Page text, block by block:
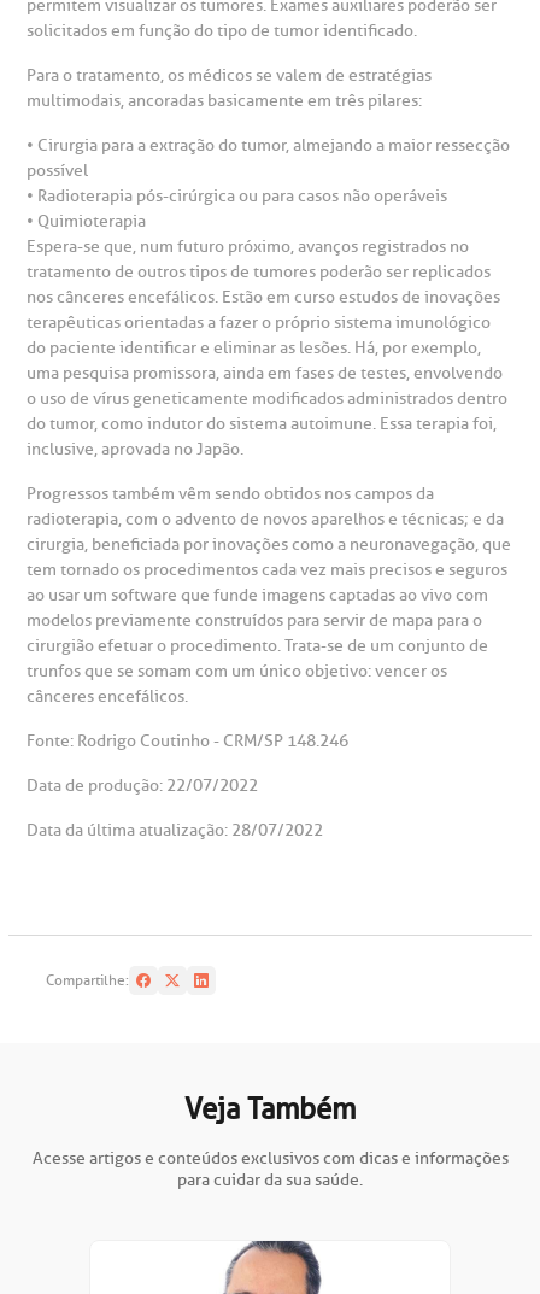
permitem visualizar os tumores. Exames auxiliares poderão ser
solicitados em função do tipo de tumor identificado.
Para o tratamento, os médicos se valem de estratégias
multimodais, ancoradas basicamente em três pilares:
• Cirurgia para a extração do tumor, almejando a maior ressecção
possível
• Radioterapia pós-cirúrgica ou para casos não operáveis
• Quimioterapia
Espera-se que, num futuro próximo, avanços registrados no
tratamento de outros tipos de tumores poderão ser replicados
nos cânceres encefálicos. Estão em curso estudos de inovações
terapêuticas orientadas a fazer o próprio sistema imunológico
do paciente identificar e eliminar as lesões. Há, por exemplo,
uma pesquisa promissora, ainda em fases de testes, envolvendo
o uso de vírus geneticamente modificados administrados dentro
do tumor, como indutor do sistema autoimune. Essa terapia foi,
inclusive, aprovada no Japão.
Progressos também vêm sendo obtidos nos campos da
radioterapia, com o advento de novos aparelhos e técnicas; e da
cirurgia, beneficiada por inovações como a neuronavegação, que
tem tornado os procedimentos cada vez mais precisos e seguros
ao usar um software que funde imagens captadas ao vivo com
modelos previamente construídos para servir de mapa para o
cirurgião efetuar o procedimento. Trata-se de um conjunto de
trunfos que se somam com um único objetivo: vencer os
cânceres encefálicos.
Fonte: Rodrigo Coutinho - CRM/SP 148.246
Data de produção: 22/07/2022
Data da última atualização: 28/07/2022
Compartilhe:
Veja Também
Acesse artigos e conteúdos exclusivos com dicas e informações
para cuidar da sua saúde.